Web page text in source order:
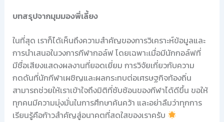
บทสรุปจากมุมมองพี่เลี้ยง
ในที่สุด เราก็ได้เห็นถึงความสำคัญของการวิเคราะห์ข้อมูลและ
การนำเสนอในวงการกีฬากอล์ฟ โดยเฉพาะเมื่อมีนักกอล์ฟที่
มีชื่อเสียงแสดงผลงานที่ยอดเยี่ยม การวิจัยเกี่ยวกับความ
กดดันที่นักกีฬาเผชิญและผลกระทบต่อเศรษฐกิจท้องถิ่น
สามารถช่วยให้เราเข้าใจถึงมิติที่ซับซ้อนของกีฬาได้ดีขึ้น ขอให้
ทุกคนมีความมุ่งมั่นในการศึกษาค้นคว้า และอย่าลืมว่าทุกการ
เรียนรู้คือก้าวสำคัญสู่อนาคตที่สดใสของเราครับ